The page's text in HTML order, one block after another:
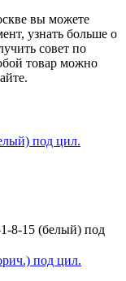
вы можете
узнать больше о
совет по
товар можно
8-15 (белый) под